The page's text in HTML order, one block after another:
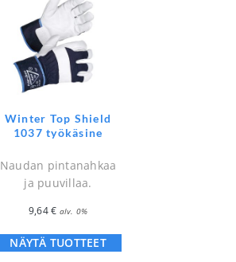
Winter Top Shield
1037 työkäsine
Naudan pintanahkaa
ja puuvillaa.
9,64€ alv. 0%
NÄYTÄ TUOTTEET